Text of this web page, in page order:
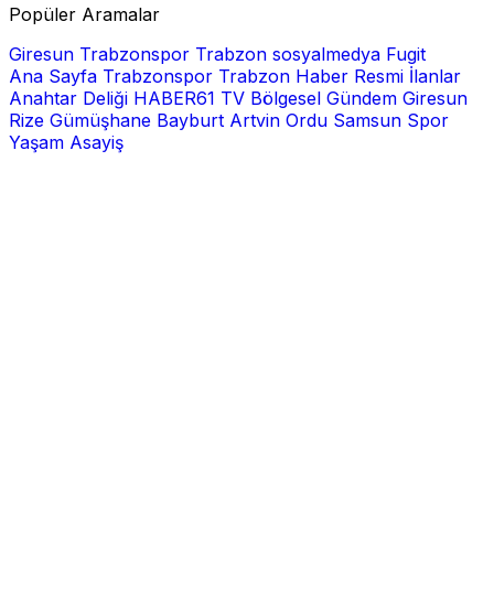
Popüler Aramalar
Giresun Trabzonspor Trabzon sosyalmedya Fugit
Ana Sayfa Trabzonspor Trabzon Haber Resmi İlanlar
Anahtar Deliği HABER61 TV Bölgesel Gündem Giresun
Rize Gümüşhane Bayburt Artvin Ordu Samsun Spor
Yaşam Asayiş